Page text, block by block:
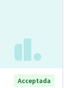
Acceptada